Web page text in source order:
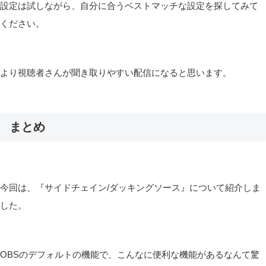
設定は試しながら、自分に合うベストマッチな設定を探してみて
ください。
より視聴者さんが聞き取りやすい配信になると思います。
まとめ
今回は、『サイドチェイン/ダッキングソース』について紹介しま
した。
OBSのデフォルトの機能で、こんなに便利な機能があるなんて驚